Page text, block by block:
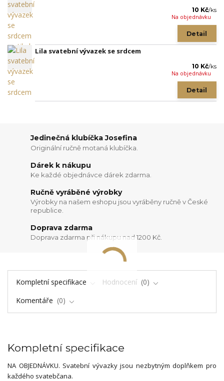
10 Kč/ks
Na objednávku
Detail
Lila svatební vývazek se srdcem
10 Kč/ks
Na objednávku
Detail
Jedinečná klubíčka Josefina
Originální ručně motaná klubíčka.
Dárek k nákupu
Ke každé objednávce dárek zdarma.
Ručně vyráběné výrobky
Výrobky na našem eshopu jsou vyráběny ručně v České
republice.
Doprava zdarma
Doprava zdarma při nákupu nad 1200 Kč.
Kompletní specifikace Hodnocení
0
Komentáře
0
Kompletní specifikace
NA OBJEDNÁVKU. Svatební vývazky jsou nezbytným doplňkem pro
každého svatebčana.